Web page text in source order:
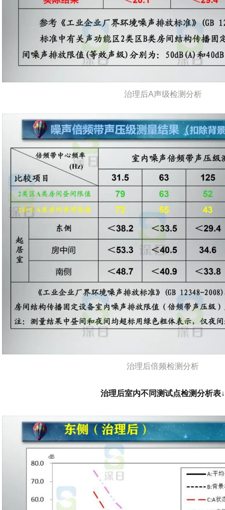
治理后A声级检测分析
治理后倍频检测分析
治理后室内不同测试点检测分析表↓